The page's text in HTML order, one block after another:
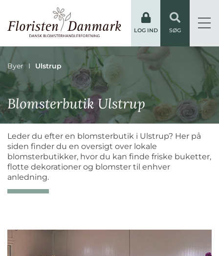
LOG IND SØG
Byer Ulstrup
Blomsterbutik Ulstrup
Leder du efter en blomsterbutik i Ulstrup? Her på
siden finder du en oversigt over lokale
blomsterbutikker, hvor du kan finde friske buketter,
flotte dekorationer og blomster til enhver
anledning.